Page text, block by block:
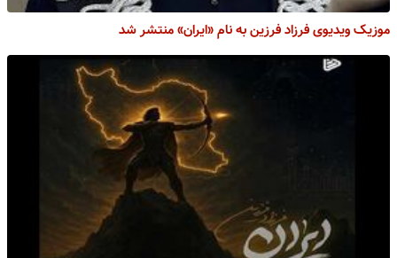
موزیک ویدیوی فرزاد فرزین به نام «ایران» منتشر شد